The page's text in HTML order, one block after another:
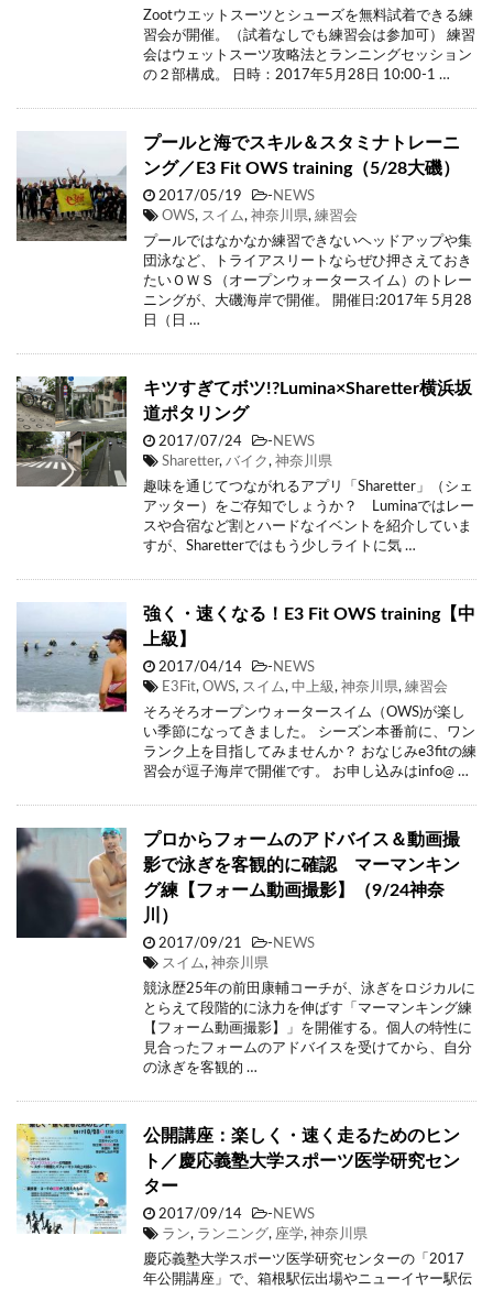
Zootウエットスーツとシューズを無料試着できる練
習会が開催。（試着なしでも練習会は参加可） 練習
会はウェットスーツ攻略法とランニングセッション
の２部構成。 日時：2017年5月28日 10:00-1 …
プールと海でスキル＆スタミナトレーニ
ング／E3 Fit OWS training（5/28大磯）
2017/05/19 - NEWS
OWS, スイム, 神奈川県, 練習会
プールではなかなか練習できないヘッドアップや集
団泳など、トライアスリートならぜひ押さえておき
たいＯＷＳ（オープンウォータースイム）のトレー
ニングが、大磯海岸で開催。 開催日:2017年 5月28
日（日 …
キツすぎてボツ!?Lumina×Sharetter横浜坂
道ポタリング
2017/07/24 - NEWS
Sharetter, バイク, 神奈川県
趣味を通じてつながれるアプリ「Sharetter」（シェ
アッター）をご存知でしょうか？ Luminaではレー
スや合宿など割とハードなイベントを紹介していま
すが、Sharetterではもう少しライトに気 …
強く・速くなる！E3 Fit OWS training【中
上級】
2017/04/14 - NEWS
E3Fit, OWS, スイム, 中上級, 神奈川県, 練習会
そろそろオープンウォータースイム（OWS)が楽し
い季節になってきました。 シーズン本番前に、ワン
ランク上を目指してみませんか？ おなじみe3fitの練
習会が逗子海岸で開催です。 お申し込みはinfo@ …
プロからフォームのアドバイス＆動画撮
影で泳ぎを客観的に確認 マーマンキン
グ練【フォーム動画撮影】（9/24神奈
川）
2017/09/21 - NEWS
スイム, 神奈川県
競泳歴25年の前田康輔コーチが、泳ぎをロジカルに
とらえて段階的に泳力を伸ばす「マーマンキング練
【フォーム動画撮影】」を開催する。個人の特性に
見合ったフォームのアドバイスを受けてから、自分
の泳ぎを客観的 …
公開講座：楽しく・速く走るためのヒン
ト／慶応義塾大学スポーツ医学研究セン
ター
2017/09/14 - NEWS
ラン, ランニング, 座学, 神奈川県
慶応義塾大学スポーツ医学研究センターの「2017
年公開講座」で、箱根駅伝出場やニューイヤー駅伝